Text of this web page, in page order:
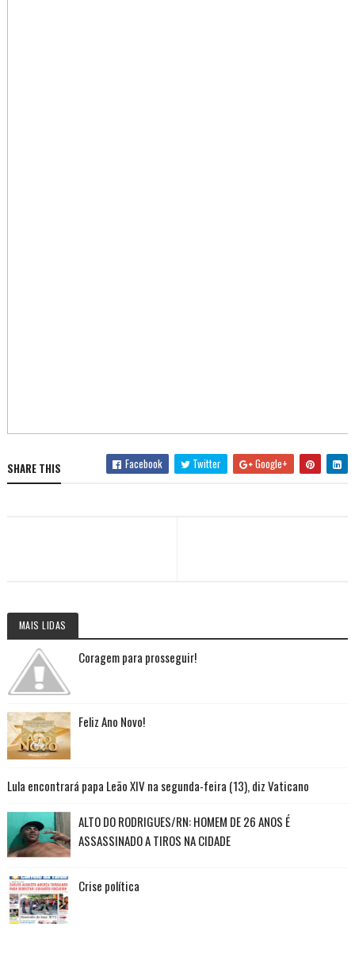
SHARE THIS Facebook Twitter Google+
MAIS LIDAS
Coragem para prosseguir!
Feliz Ano Novo!
Lula encontrará papa Leão XIV na segunda-feira (13), diz Vaticano
ALTO DO RODRIGUES/RN: HOMEM DE 26 ANOS É
ASSASSINADO A TIROS NA CIDADE
Crise política